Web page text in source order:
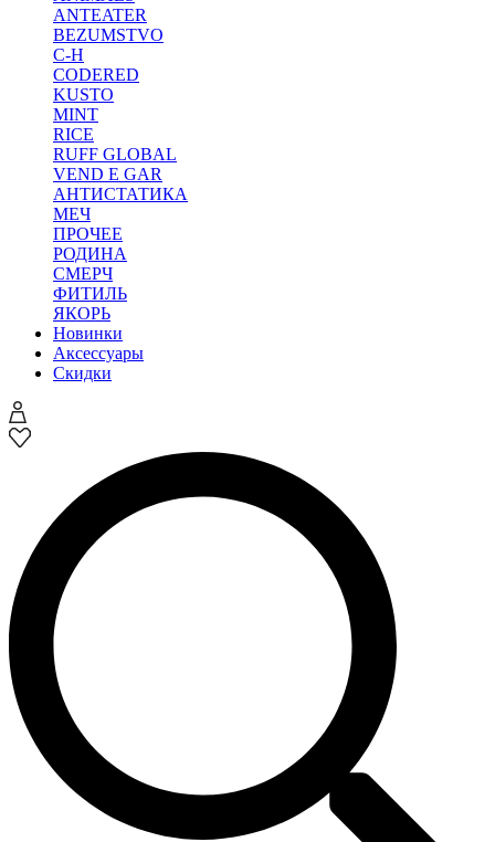
ANTEATER
BEZUMSTVO
C-H
CODERED
KUSTO
MINT
RICE
RUFF GLOBAL
VEND E GAR
АНТИСТАТИКА
МЕЧ
ПРОЧЕЕ
РОДИНА
СМЕРЧ
ФИТИЛЬ
ЯКОРЬ
Новинки
Аксессуары
Скидки